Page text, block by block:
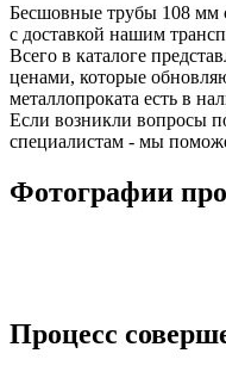
Бесшовные трубы 108 мм
с доставкой нашим
Всего в каталоге
ценами, которые
металлопроката есть в
Если возникли вопросы
специалистам - мы
Фотографии
Процесс